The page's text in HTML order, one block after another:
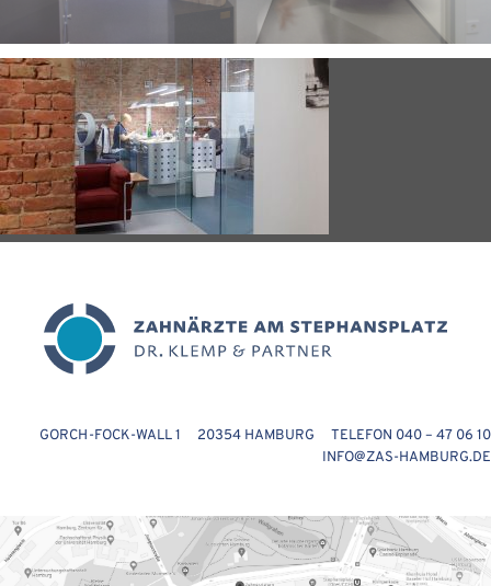
GORCH-FOCK-WALL 1 20354 HAMBURG TELEFON 040 – 47 06 10
INFO@ZAS-HAMBURG.DE